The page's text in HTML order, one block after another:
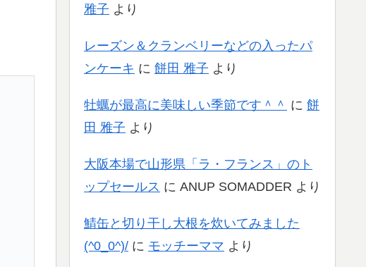
雅子 より
レーズン＆クランベリーなどの入ったパ
ンケーキ に 餅田 雅子 より
牡蠣が最高に美味しい季節です＾＾ に 餅
田 雅子 より
大阪本場で山形県「ラ・フランス」のト
ップセールス に ANUP SOMADDER より
鯖缶と切り干し大根を炊いてみました
(^0_0^)/ に モッチーママ より